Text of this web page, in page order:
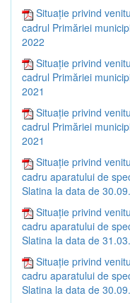
Situație privind
cadrul Primăriei
2022
Situație privind
cadrul Primăriei
2021
Situație privind
cadrul Primăriei
2021
Situație privind
cadru aparatului de
Slatina la data de
Situație privind
cadru aparatului de
Slatina la data de
Situație privind
cadru aparatului de
Slatina la data de